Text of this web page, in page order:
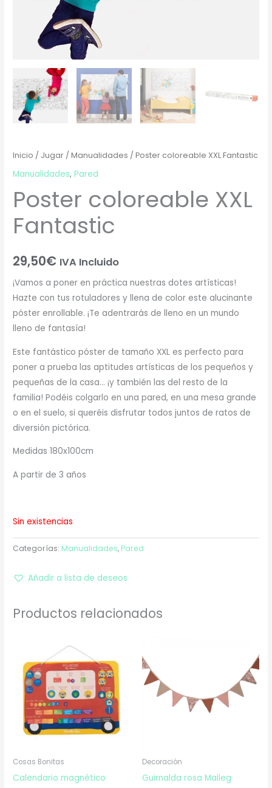
Inicio / Jugar /Manualidades / Poster coloreable XXL Fantastic
Manualidades,Pared
Poster coloreable XXL
Fantastic
29,50€ IVA Incluido
¡Vamos a poner en práctica nuestras dotes artísticas!
Hazte con tus rotuladores y llena de color este alucinante
póster enrollable. ¡Te adentrarás de lleno en un mundo
lleno de fantasía!
Este fantástico póster de tamaño XXL es perfecto para
poner a prueba las aptitudes artísticas de los pequeños y
pequeñas de la casa… ¡y también las del resto de la
familia! Podéis colgarlo en una pared, en una mesa grande
o en el suelo, si queréis disfrutar todos juntos de ratos de
diversión pictórica.
Medidas 180x100cm
A partir de 3 años
Sin existencias
Categorías: Manualidades, Pared
Añadir a lista de deseos
Productos relacionados
Cosas Bonitas
Calendario magnético
Decoración
Guirnalda rosa Maileg